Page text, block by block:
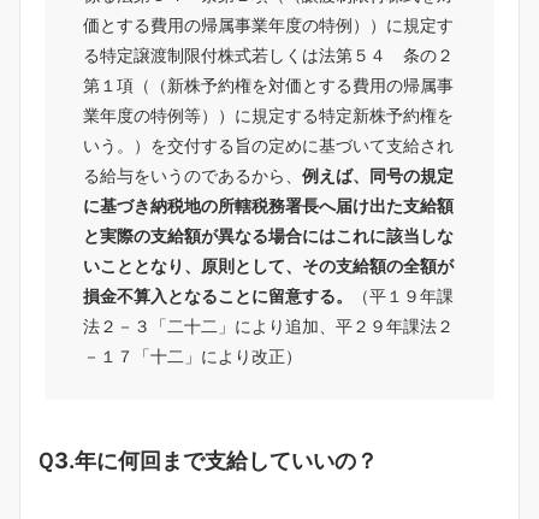
価とする費用の帰属事業年度の特例））に規定す
る特定譲渡制限付株式若しくは法第５４ 条の２
第１項（（新株予約権を対価とする費用の帰属事
業年度の特例等））に規定する特定新株予約権を
いう。）を交付する旨の定めに基づいて支給され
る給与をいうのであるから、 例えば、同号の規定
に基づき納税地の所轄税務署長へ届け出た支給額
と実際の支給額が異なる場合にはこれに該当しな
いこととなり、原則として、その支給額の全額が
損金不算入となることに留意する。
（平１９年課
法２－３「二十二」により追加、平２９年課法２
－１７「十二」により改正）
Ｑ3.年に何回まで支給していいの？